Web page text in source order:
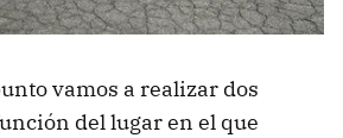
vamos a realizar dos
del lugar en el que